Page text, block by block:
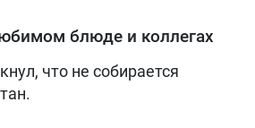
блюде и коллегах
что не собирается